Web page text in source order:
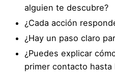
alguien te descubre?
¿Cada acción
¿Hay un paso claro
¿Puedes explicar
primer contacto hasta